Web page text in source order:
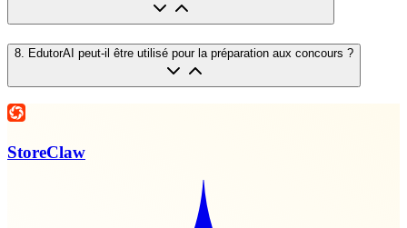
8 EdutorAI peut-il être utilisé pour la préparation aux concours ?
StoreClaw